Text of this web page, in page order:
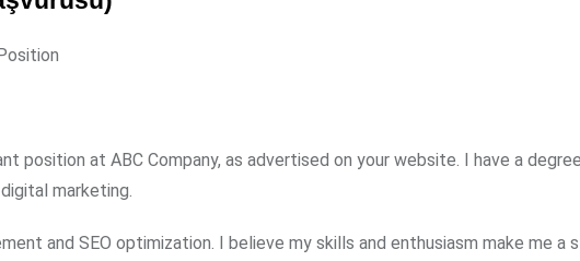
position at ABC Company, as advertised on your website. I have a
marketing.
and SEO optimization. I believe my skills and enthusiasm make me a